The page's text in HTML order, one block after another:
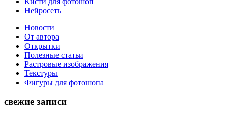
Нейросеть
Новости
От автора
Открытки
Полезные статьи
Растровые изображения
Текстуры
Фигуры для фотошопа
свежие записи